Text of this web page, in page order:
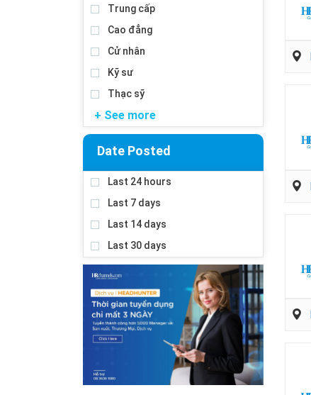
Trung cấp
Cao đẳng
Cử nhân
Kỹ sư
Thạc sỹ
+ See more
Date Posted
Last 24 hours
Last 7 days
Last 14 days
Last 30 days